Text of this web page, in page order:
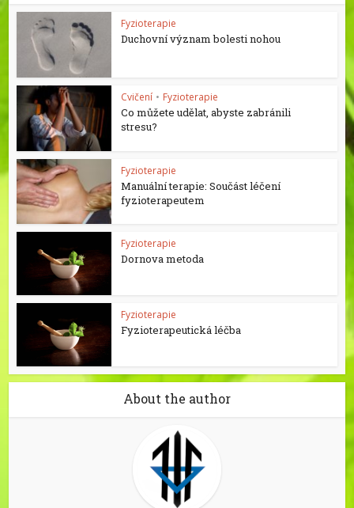
Fyzioterapie
Duchovní význam bolesti nohou
Cvičení • Fyzioterapie
Co můžete udělat, abyste zabránili
stresu?
Fyzioterapie
Manuální terapie: Součást léčení
fyzioterapeutem
Fyzioterapie
Dornova metoda
Fyzioterapie
Fyzioterapeutická léčba
About the author